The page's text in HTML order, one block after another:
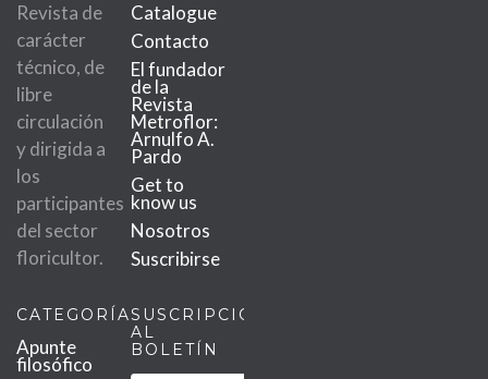
Revista de
carácter
técnico, de
libre
circulación
y dirigida a
los
participantes
del sector
floricultor.
Catalogue
Contacto
El fundador
de la
Revista
Metroflor:
Arnulfo A.
Pardo
Get to
know us
Nosotros
Suscribirse
CATEGORÍAS
Apunte
filosófico
SUSCRIPCIÓN
AL
BOLETÍN